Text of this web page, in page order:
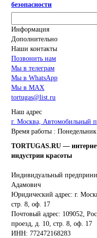
безопасности
Информация
Дополнительно
Наши контакты
Позвонить нам
Мы в телеграм
Мы в WhatsApp
Мы в MAX
tortugas@list.ru
Наш адрес
г. Москва, Автомобильный
Время работы :
TORTUGAS.RU —
индустрии красоты
Индивидуальный
Адамович
Юридический адрес: г.
стр. 8, оф. 17
Почтовый адрес: 109052,
проезд, д. 10, стр. 8, оф. 17
ИНН: 772472168283